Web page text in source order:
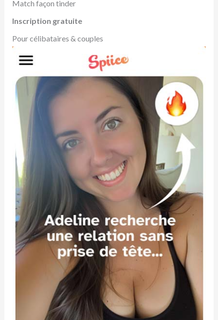
Match façon tinder
Inscription gratuite
Pour célibataires & couples